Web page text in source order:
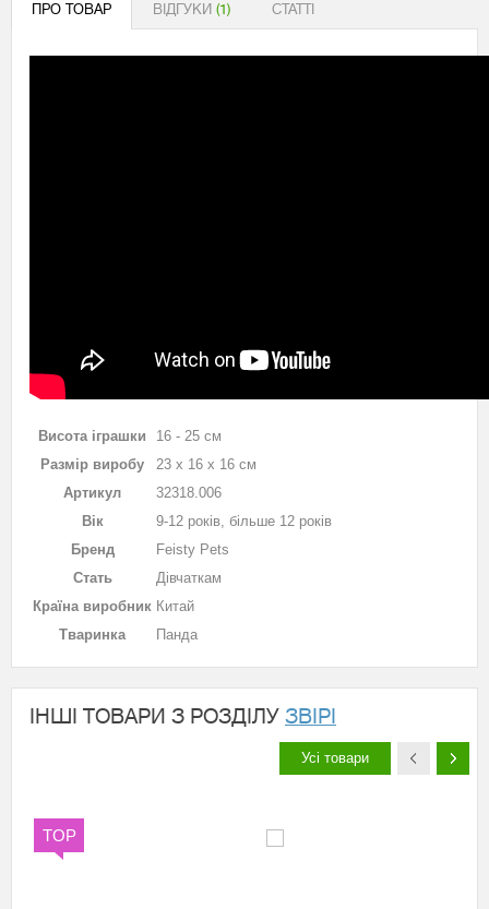
ПРО ТОВАР
ВІДГУКИ (1) СТАТТІ
Висота іграшки
16 - 25 см
Размір виробу
23 х 16 х 16 см
Артикул
32318.006
Вік
9-12 років, більше 12 років
Бренд
Feisty Pets
Стать
Дівчаткам
Країна виробник Китай
Тваринка
Панда
ІНШІ ТОВАРИ З РОЗДІЛУ ЗВІРІ
Усі товари
TOP